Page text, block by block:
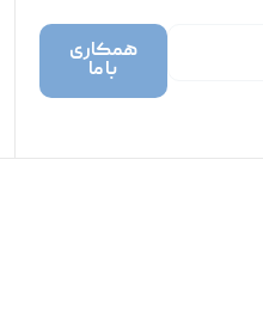
همکاری
با ما